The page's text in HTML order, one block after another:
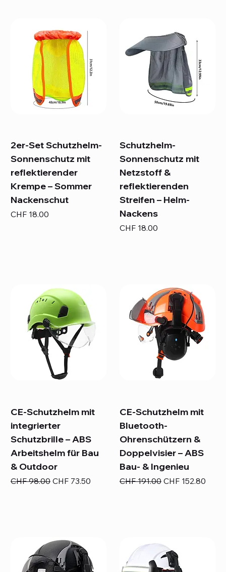
2er-Set Schutzhelm-
Sonnenschutz mit
reflektierender
Krempe – Sommer
Nackenschut
Preis
CHF 18.00
Schutzhelm-
Sonnenschutz mit
Netzstoff &
reflektierenden
Streifen – Helm-
Nackens
Preis
CHF 18.00
CE-Schutzhelm mit
integrierter
Schutzbrille – ABS
Arbeitshelm für Bau
& Outdoor
Standardpreis
CHF 98.00 Sale-Preis
CHF 73.50
CE-Schutzhelm mit
Bluetooth-
Ohrenschützern &
Doppelvisier – ABS
Bau- & Ingenieu
Standardpreis
CHF 191.00 Sale-Preis
CHF 152.80